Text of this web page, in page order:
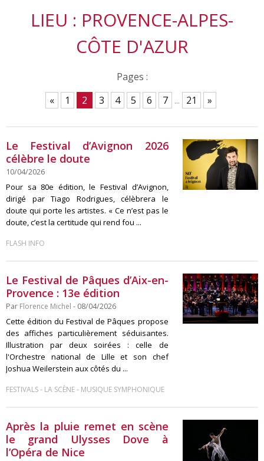
LIEU : PROVENCE-ALPES-
CÔTE D'AZUR
Pages :
«
1 2 3 4 5 6 7 ... 21 »
Le Festival d’Avignon 2026
célèbre le doute
10/04/2026
Pour sa 80e édition, le Festival d’Avignon,
dirigé par Tiago Rodrigues, célèbrera le
doute qui porte les artistes. « Ce n’est pas le
doute, c’est la certitude qui rend fou ...
FLASH INFO
Le Festival de Pâques d’Aix-en-
Provence : 13e édition
Par Florence Michel - 08/04/2026
Cette édition du Festival de Pâques propose
des affiches particulièrement séduisantes.
Illustration par deux soirées : celle de
l'Orchestre national de Lille et son chef
Joshua Weilerstein aux côtés du ...
FESTIVALS- LA SCÈNE- MUSIQUE SYMPHONIQUE
Après la pluie remet en scène
le grand Ulysses Dove à
l’Opéra de Nice